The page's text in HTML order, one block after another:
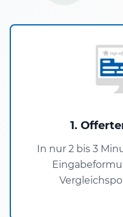
1.
In nur 2 bis 3